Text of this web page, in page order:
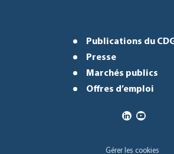
Publications du
Presse
Marchés publics
Offres d’emploi
Gérer les cookies